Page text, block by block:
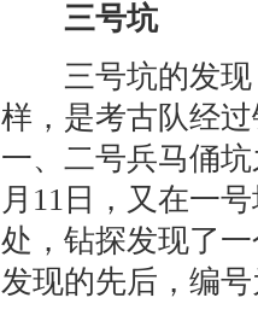
三号坑
三号坑的发现
样，是考古队经
一、二号兵马俑
月11日，又在一
处，钻探发现了
发现的先后，编